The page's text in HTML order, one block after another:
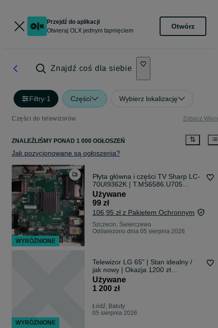
Przejdź do aplikacji
Otwieraj OLX jednym tapnięciem
Otwórz
Znajdź coś dla siebie
Filtry·1 Części Wybierz lokalizację
Części do telewizorów Zobacz
ZNALEŹLIŚMY PONAD 1 000 OGŁOSZEŃ
Jak pozycjonowane są ogłoszenia?
Płyta główna i części TV Sharp LC-
70UI9362K | T.MS6586.U705
70YS17-3
Używane
99 zł
106,95 zł z Pakietem Ochronnym
Szczecin, Świerczewo
Odświeżono dnia 05 sierpnia 2026
Telewizor LG 65" | Stan idealny /
jak nowy | Okazja 1200 zł
(Kosztował 7000 zł!)
Używane
1 200 zł
Łódź, Bałuty
05 sierpnia 2026
WYRÓŻNIONE
WYRÓŻNIONE